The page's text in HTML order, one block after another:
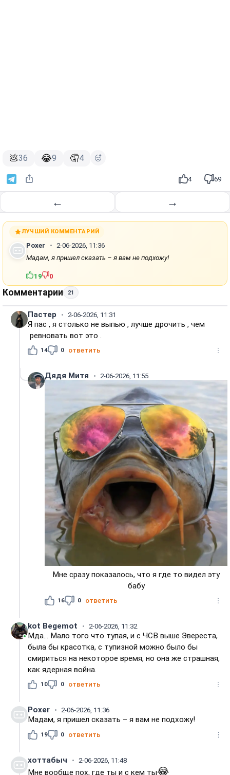
💩36 😂9 🤦4
4 69
← →
ЛУЧШИЙ КОММЕНТАРИЙ
Poxer
2-06-2026, 11:36
Мадам, я пришел сказать – я вам не подхожу!
19 0
Комментарии 21
Пастер 2-06-2026, 11:31
Я пас , я столько не выпью , лучше дрочить , чем
ревновать вот это .
14 0 ответить
Дядя Митя 2-06-2026, 11:55
Мне сразу показалось, что я где то видел эту
бабу
16 0 ответить
kot Begemot 2-06-2026, 11:32
Мда... Мало того что тупая, и с ЧСВ выше Эвереста,
была бы красотка, с тупизной можно было бы
смириться на некоторое время, но она же страшная,
как ядерная война.
10 0 ответить
Poxer 2-06-2026, 11:36
Мадам, я пришел сказать – я вам не подхожу!
19 0 ответить
хоттабыч 2-06-2026, 11:48
Мне вообще пох, где ты и с кем ты😂